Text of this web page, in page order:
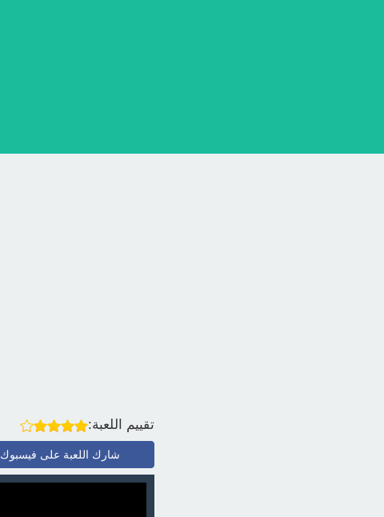
تقييم اللعبة:
شارك اللعبة على فيسبوك